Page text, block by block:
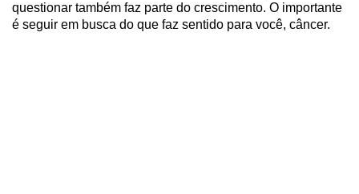
questionar também faz parte do crescimento. O importante
é seguir em busca do que faz sentido para você, câncer.